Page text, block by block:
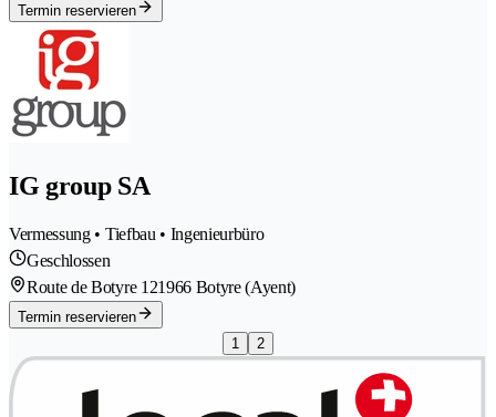
Termin reservieren
IG group SA
Vermessung • Tiefbau • Ingenieurbüro
Geschlossen
Route de Botyre 121966 Botyre (Ayent)
Termin reservieren
1
2